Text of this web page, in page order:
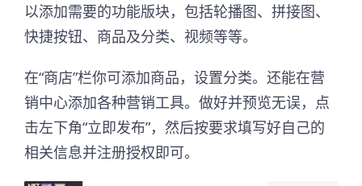
以添加需要的功能版块，包括轮播图、拼接图、
快捷按钮、商品及分类、视频等等。
在“商店”栏你可添加商品，设置分类。还能在营
销中心添加各种营销工具。做好并预览无误，点
击左下角“立即发布”，然后按要求填写好自己的
相关信息并注册授权即可。